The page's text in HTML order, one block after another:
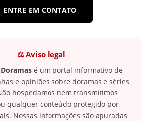
ENTRE EM CONTATO
⚖️ Aviso legal
é um portal informativo de
e opiniões sobre doramas e séries
hospedamos nem transmitimos
qualquer conteúdo protegido por
Nossas informações são apuradas